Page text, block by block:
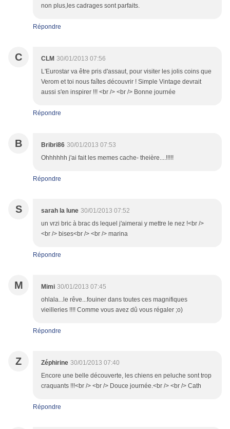
non plus,les cadrages sont parfaits.
Répondre
C CLM 30/01/2013 07:56
L'Eurostar va être pris d'assaut, pour visiter les jolis coins que
Verom et toi nous faîtes découvrir ! Simple Vintage devrait
aussi s'en inspirer !!! <br /> <br /> Bonne journée
Répondre
B Bribri86 30/01/2013 07:53
Ohhhhhh j'ai fait les memes cache- theière....!!!!!
Répondre
S sarah la lune 30/01/2013 07:52
un vrzi bric à brac ds lequel j'aimerai y mettre le nez !<br />
<br /> bises<br /> <br /> marina
Répondre
M Mimi 30/01/2013 07:45
ohlala...le rêve...fouiner dans toutes ces magnifiques
vieilleries !!!! Comme vous avez dû vous régaler ;o)
Répondre
Z Zéphirine 30/01/2013 07:40
Encore une belle découverte, les chiens en peluche sont trop
craquants !!!<br /> <br /> Douce journée.<br /> <br /> Cath
Répondre